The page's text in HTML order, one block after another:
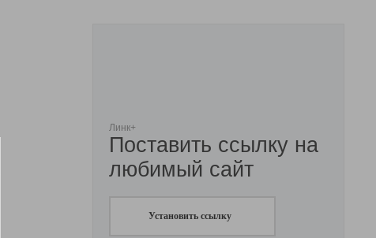
Линк+
Поставить ссылку на
любимый сайт
Установить ссылку